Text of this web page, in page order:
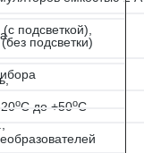
подсветкой),
подсветки)
оС до +50оС